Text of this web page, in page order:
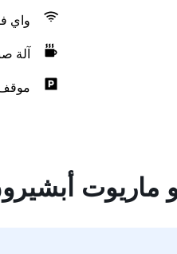
واي
آلة
ماريوت